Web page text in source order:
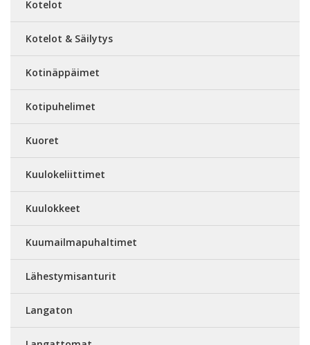
Kotelot
Kotelot & Säilytys
Kotinäppäimet
Kotipuhelimet
Kuoret
Kuulokeliittimet
Kuulokkeet
Kuumailmapuhaltimet
Lähestymisanturit
Langaton